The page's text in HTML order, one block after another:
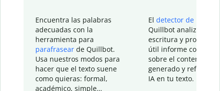
Encuentra las palabras
adecuadas con la
herramienta para
parafrasear de Quillbot.
Usa nuestros modos para
hacer que el texto suene
como quieras: formal,
académico, simple…
El detector de IA
Quillbot analiza tu
escritura y
útil informe con
sobre el contenido
generado y refinado
IA en tu texto.